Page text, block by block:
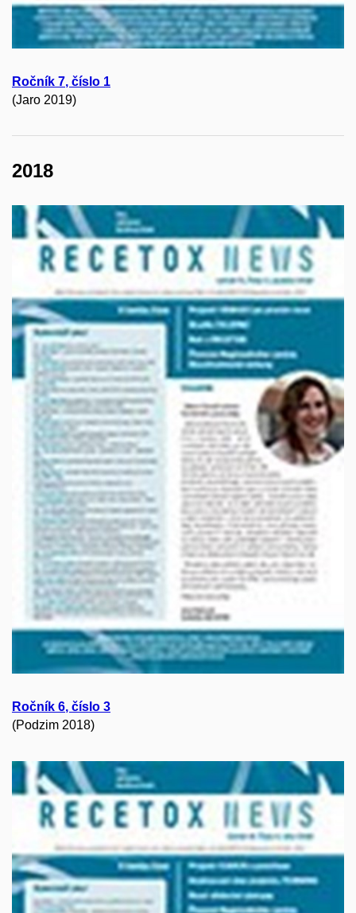
Ročník 7, číslo 1
(Jaro 2019)
2018
Ročník 6, číslo 3
(Podzim 2018)